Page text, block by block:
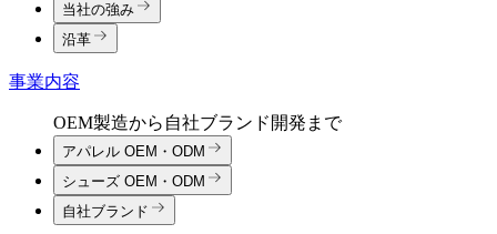
当社の強み
沿革
事業内容
OEM製造から自社ブランド開発まで
アパレル OEM・ODM
シューズ OEM・ODM
自社ブランド